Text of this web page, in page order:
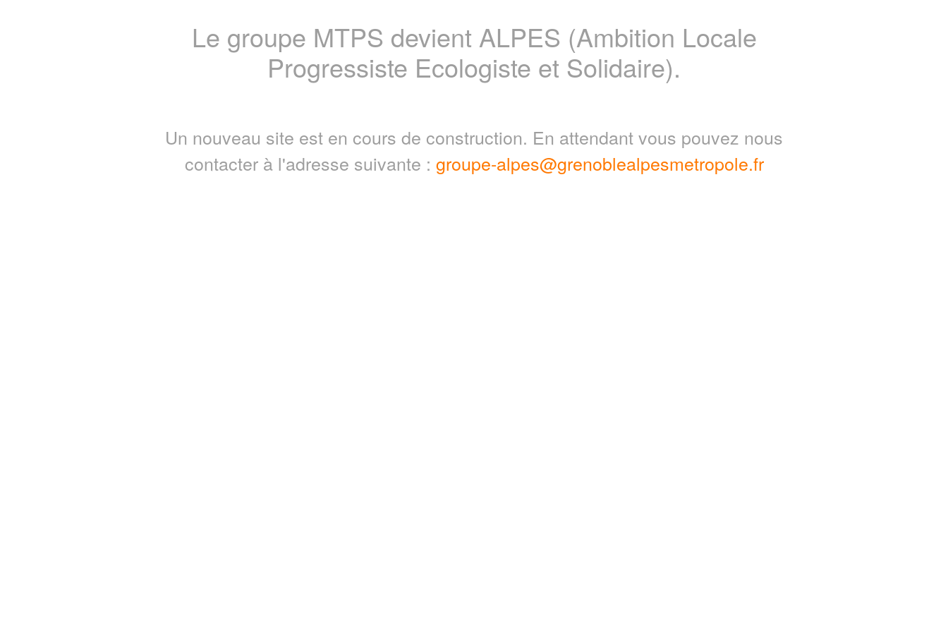
Le groupe MTPS devient ALPES (Ambition Locale
Progressiste Ecologiste et Solidaire).
Un nouveau site est en cours de construction. En attendant vous pouvez nous
contacter à l'adresse suivante : groupe-alpes@grenoblealpesmetropole.fr